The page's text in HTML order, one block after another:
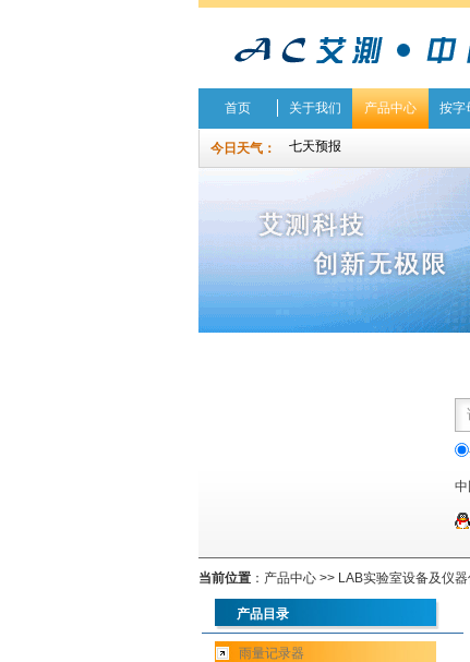
首页 关于我们 产品中心 按字
今日天气：
当前位置 ： 产品中心 >> LAB实验室设备及仪
产品目录
雨量记录器